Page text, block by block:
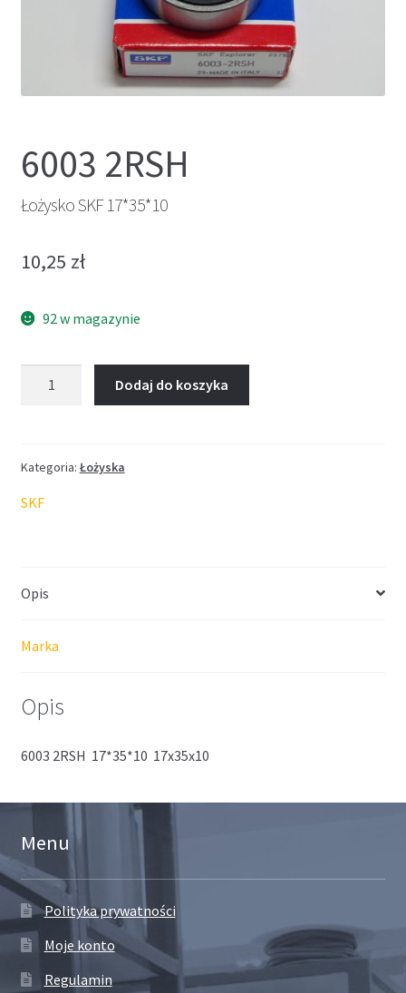
6003 2RSH
Łożysko SKF 17*35*10
10,25 zł
92 w magazynie
Dodaj do koszyka
Kategoria: Łożyska
SKF
Opis
Marka
Opis
6003 2RSH 17*35*10 17x35x10
Menu
Polityka prywatności
Moje konto
Regulamin